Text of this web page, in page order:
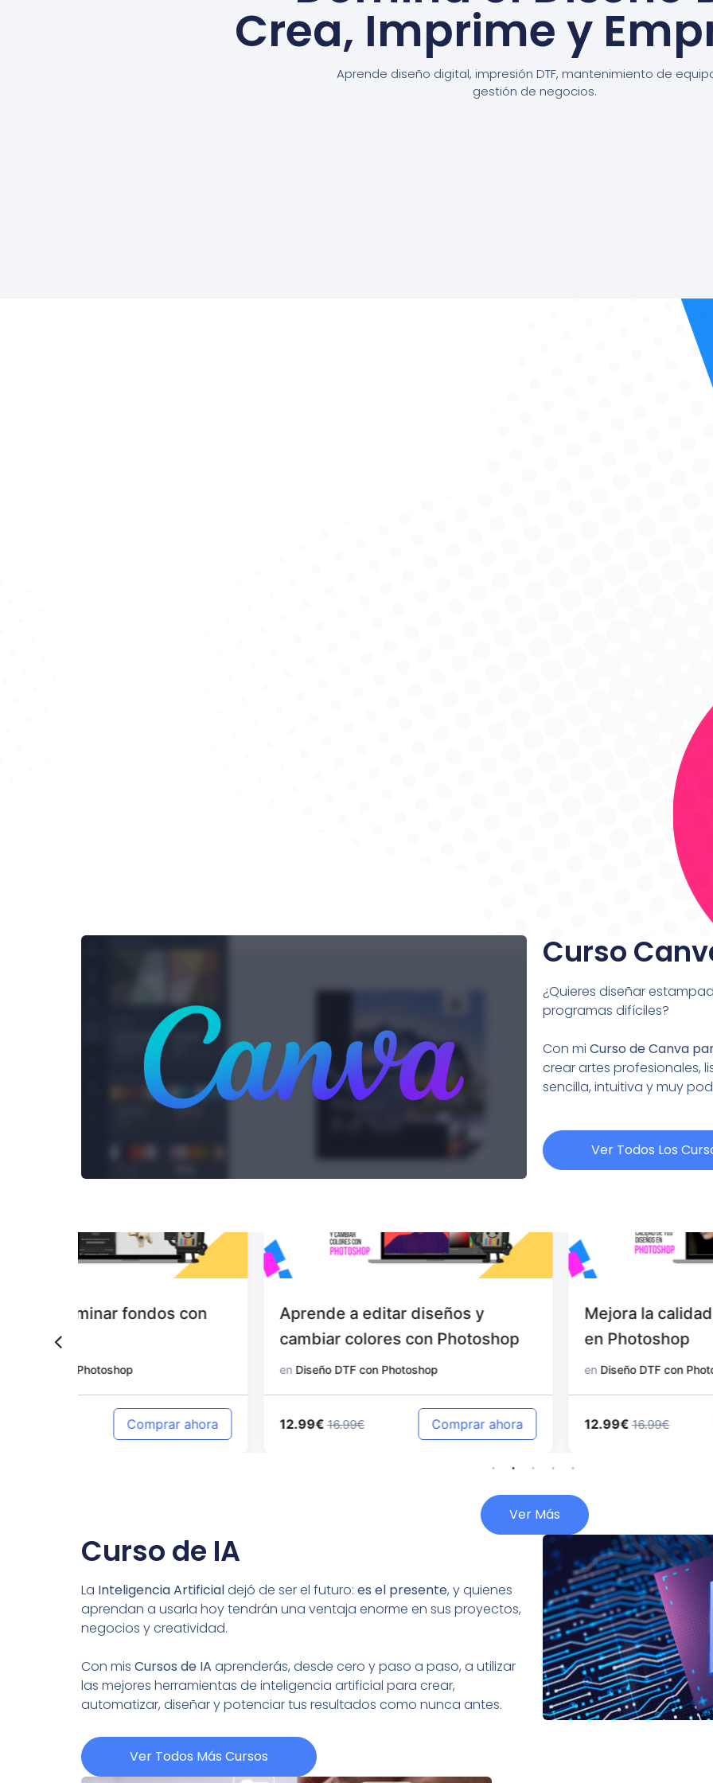
Crea, Imprime y
Aprende diseño digital, impresión DTF, mantenimiento de
gestión de negocios.
Curso
¿Quieres diseñar
programas difíciles?
Con mi Curso de Canva
crear artes profesionales,
sencilla, intuitiva y muy
Ver Todos Los
Aprende a editar diseños y
cambiar colores con Photoshop
en Diseño DTF con Photoshop
12.99€ 16.99€ Comprar ahora
Mejora la calidad de tus diseños
en Photoshop
en Diseño DTF con Photoshop
12.99€ 16.99€ Comprar ahora
Ver Más
Curso de IA
La Inteligencia Artificialdejó de ser el futuro: es el presente, y quienes
aprendan a usarla hoy tendrán una ventaja enorme en sus proyectos,
negocios y creatividad.
Con mis Cursos de IA aprenderás, desde cero y paso a paso, a utilizar
las mejores herramientas de inteligencia artificial para crear,
automatizar, diseñar y potenciar tus resultados como nunca antes.
Ver Todos Más Cursos